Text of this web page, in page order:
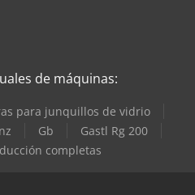
de máquinas:
para junquillos de vidrio
Gb
Gastl Rg 200
completas